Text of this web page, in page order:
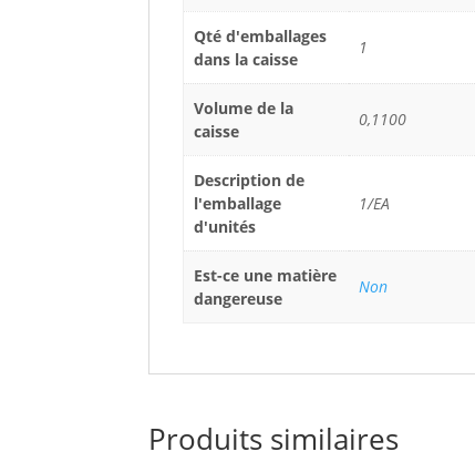
Qté d'emballages
dans la caisse
1
Volume de la
caisse
0,1100
Description de
l'emballage
d'unités
1/EA
Est-ce une matière
dangereuse
Non
Produits similaires